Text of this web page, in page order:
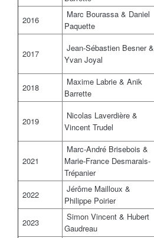
2016
Marc Bourassa & Daniel
Paquette
2017
Jean-Sébastien Besner &
Yvan Joyal
2018
Maxime Labrie & Anik
Barrette
2019
Nicolas Laverdière &
Vincent Trudel
2021
Marc-André Brisebois &
Marie-France Desmarais-
Trépanier
2022
Jérôme Mailloux &
Philippe Poirier
2023
Simon Vincent & Hubert
Gaudreau